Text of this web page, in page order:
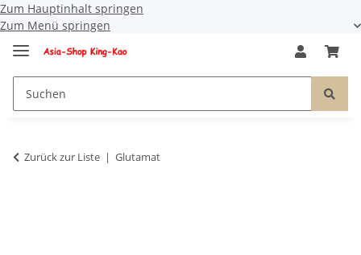
Zum Hauptinhalt springen
Zum Menü springen
Zurück zur Liste Glutamat